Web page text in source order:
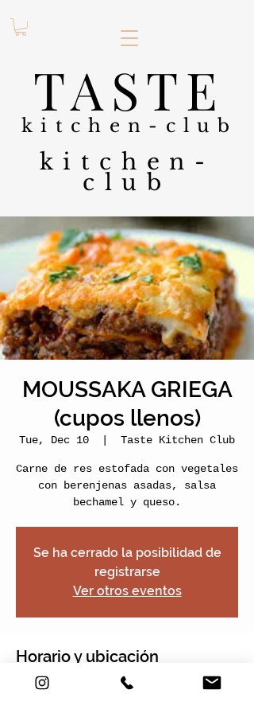
TASTE
kitchen-club
kitchen-
club
MOUSSAKA GRIEGA
(cupos llenos)
Tue, Dec 10 Taste Kitchen Club
Carne de res estofada con vegetales
con berenjenas asadas, salsa
bechamel y queso.
Se ha cerrado la posibilidad de
registrarse
Ver otros eventos
Horario y ubicación
Dec 10, 2019, 5:00 PM – 7:00 PM